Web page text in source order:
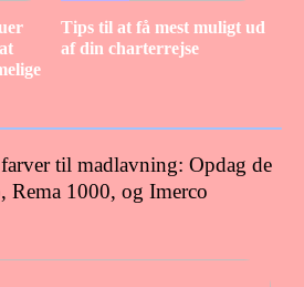
Tips til at få mest muligt ud
af din charterrejse
til madlavning: Opdag de
Rema 1000, og Imerco